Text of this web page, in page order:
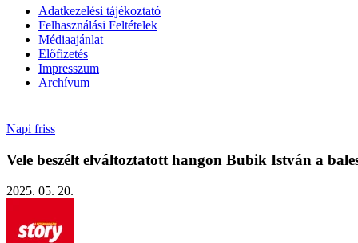
Adatkezelési tájékoztató
Felhasználási Feltételek
Médiaajánlat
Előfizetés
Impresszum
Archívum
Napi friss
Vele beszélt elváltoztatott hangon Bubik István a
2025. 05. 20.